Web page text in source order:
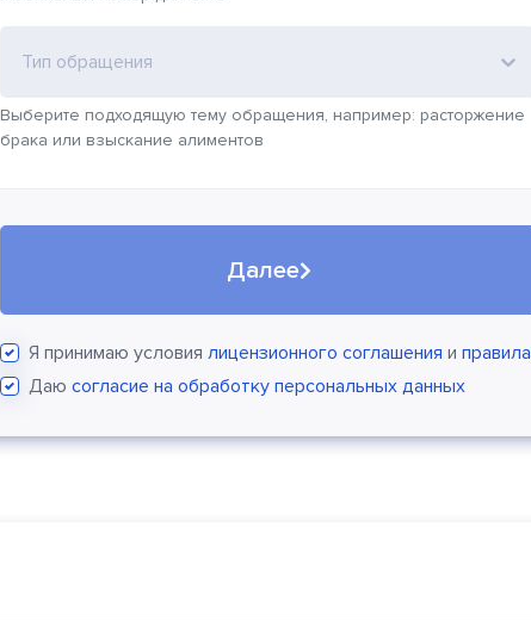
Тип обращения
Выберите подходящую тему обращения, например: расторжение
брака или взыскание алиментов
Далее
Я принимаю условия лицензионного соглашения и правила
Даю согласие на обработку персональных данных